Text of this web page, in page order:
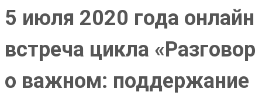
5 июля 2020 года онлайн
встреча цикла «Разговор
о важном: поддержание